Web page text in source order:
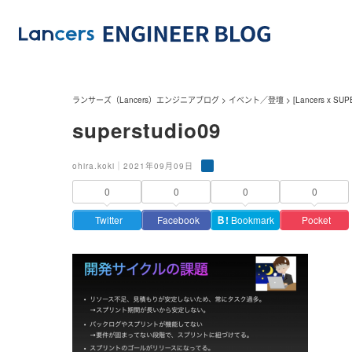
ランサーズ（Lancers）エンジニアブログ > イベント／登壇 > [Lancers x
superstudio09
ohira.koki｜2021年09月09日
0
Twitter
0
Facebook
0
Ｂ! Bookmark
0
Pocket